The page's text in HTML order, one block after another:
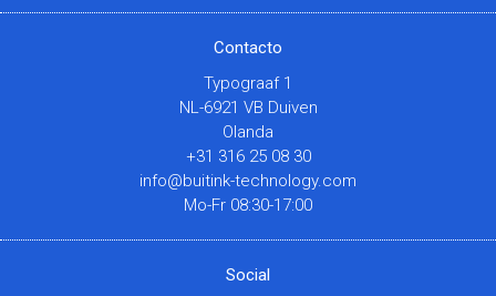
Contacto
Typograaf 1
NL-6921 VB Duiven
Olanda
+31 316 25 08 30
info@buitink-technology.com
Mo-Fr 08:30-17:00
Social